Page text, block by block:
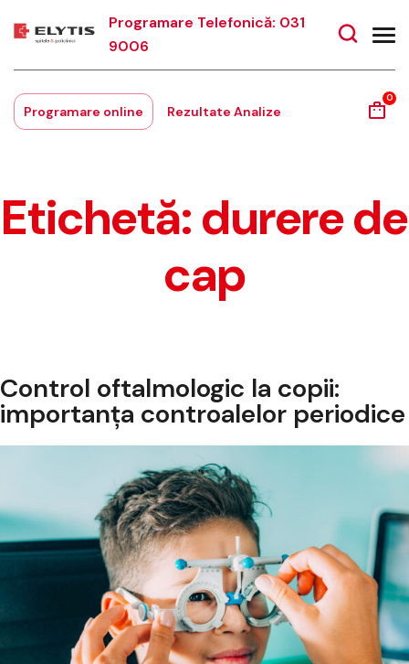
Programare Telefonică: 031
9006
Programare online Rezultate Analize
0
Etichetă:durere de
cap
Control oftalmologic la copii:
importanța controalelor periodice